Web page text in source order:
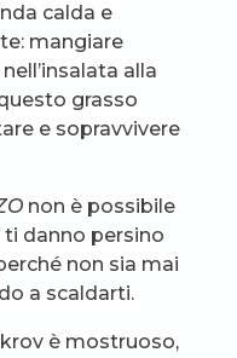
calda e
mangiare
alla
grasso
e sopravvivere
non è possibile
danno persino
non sia mai
a scaldarti.
è mostruoso,